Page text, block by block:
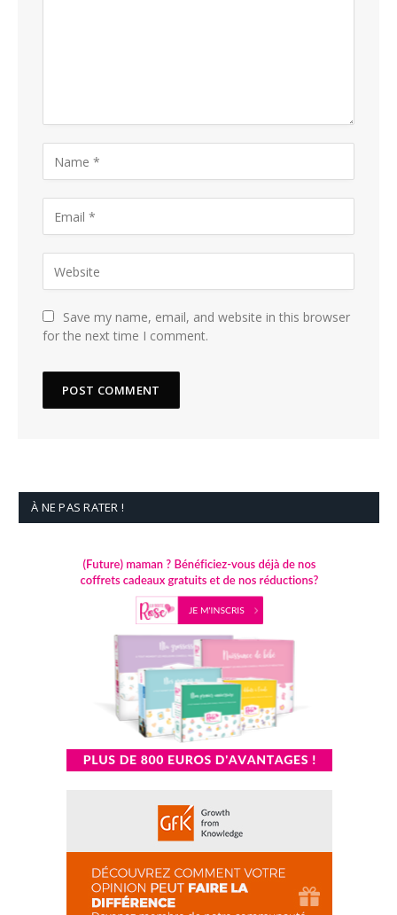
Save my name, email, and website in this browser
for the next time I comment.
À NE PAS RATER !